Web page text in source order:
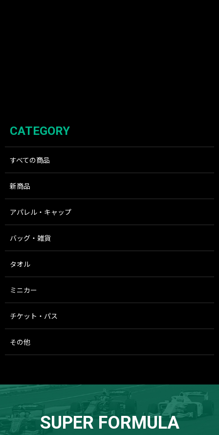
CATEGORY
すべての商品
新商品
アパレル・キャップ
バッグ・雑貨
タオル
ミニカー
チケット・パス
その他
SUPER FORMULA